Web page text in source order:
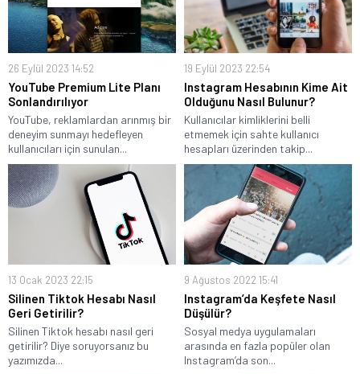
26 Eylül 2023 14:52
YouTube Premium Lite Planı
Sonlandırılıyor
YouTube, reklamlardan arınmış bir
deneyim sunmayı hedefleyen
kullanıcıları için sunulan...
19 Eylül 2023 22:54
Instagram Hesabının Kime Ait
Olduğunu Nasıl Bulunur?
Kullanıcılar kimliklerini belli
etmemek için sahte kullanıcı
hesapları üzerinden takip...
13 Ocak 2023 22:15
Silinen Tiktok Hesabı Nasıl
Geri Getirilir?
Silinen Tiktok hesabı nasıl geri
getirilir? Diye soruyorsanız bu
yazımızda...
9 Ağustos 2022 15:41
Instagram’da Keşfete Nasıl
Düşülür?
Sosyal medya uygulamaları
arasında en fazla popüler olan
Instagram’da son...